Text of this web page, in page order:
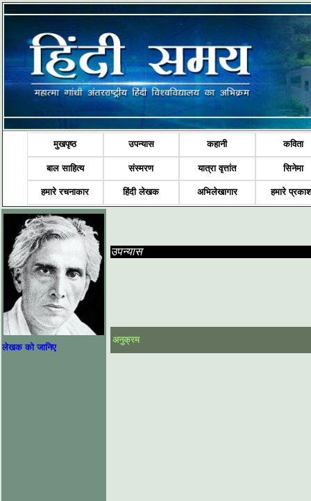
मुखपृष्ठ उपन्यास कहानी कविता
बाल साहित्य संस्मरण यात्रा वृत्तांत सिनेमा
हमारे रचनाकार हिंदी लेखक अभिलेखागार हमारे
लेखक को जानिए
उपन्यास
अनुक्रम